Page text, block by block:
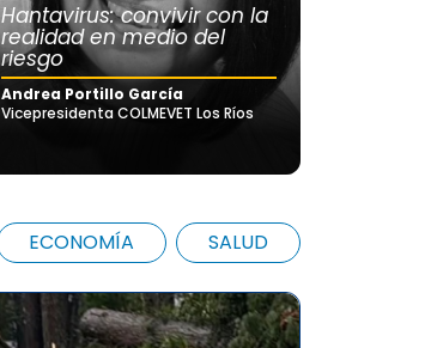
Hantavirus: convivir con la
realidad en medio del
riesgo
Andrea Portillo García
Vicepresidenta COLMEVET Los Ríos
ECONOMÍA SALUD